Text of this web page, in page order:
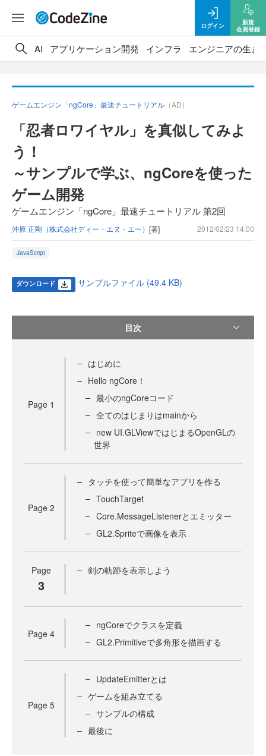
ログイン
新規
会員登録
AI アプリケーション開発 インフラ エンジニアの生き
ゲームエンジン「ngCore」最速チュートリアル （AD）
「忍者ロワイヤル」を真似してみよ
う！
～サンプルで学ぶ、ngCoreを使った
ゲーム開発
ゲームエンジン「ngCore」最速チュートリアル 第2回
沖原 正剛（株式会社ディー・エヌ・エー） [著] 2012/02/23 14:00
JavaScript
ダウンロード サンプルファイル (49.4 KB)
目次
Page 1
はじめに
Hello ngCore！
最小のngCoreコード
全てのはじまりはmainから
new UI.GLViewではじまるOpenGLの
世界
Page 2
タッチを使って簡単なアプリを作る
TouchTarget
Core.MessageListenerとエミッター
GL2.Spriteで画像を表示
Page
3
剣の軌跡を表示しよう
Page 4
ngCoreでクラスを定義
GL2.Primitiveで多角形を描画する
Page 5
UpdateEmitterとは
ゲームを組み立てる
サンプルの構成
最後に